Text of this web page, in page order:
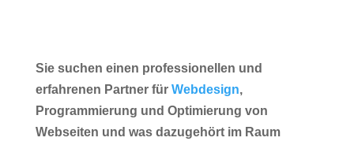
Sie suchen einen professionellen und
erfahrenen Partner für Webdesign,
Programmierung und Optimierung von
Webseiten und was dazugehört im Raum